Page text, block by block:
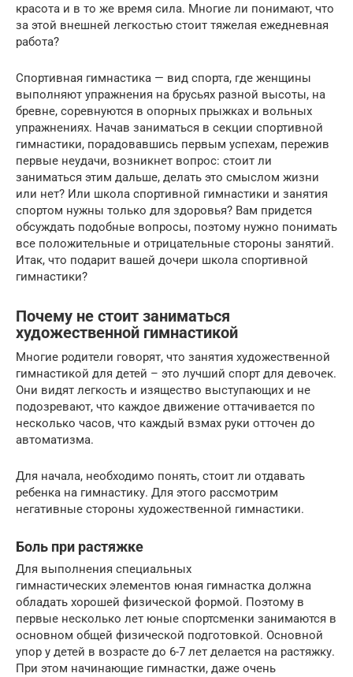
красота и в то же время сила. Многие ли понимают, что
за этой внешней легкостью стоит тяжелая ежедневная
работа?
Спортивная гимнастика — вид спорта, где женщины
выполняют упражнения на брусьях разной высоты, на
бревне, соревнуются в опорных прыжках и вольных
упражнениях. Начав заниматься в секции спортивной
гимнастики, порадовавшись первым успехам, пережив
первые неудачи, возникнет вопрос: стоит ли
заниматься этим дальше, делать это смыслом жизни
или нет? Или школа спортивной гимнастики и занятия
спортом нужны только для здоровья? Вам придется
обсуждать подобные вопросы, поэтому нужно понимать
все положительные и отрицательные стороны занятий.
Итак, что подарит вашей дочери школа спортивной
гимнастики?
Почему не стоит заниматься
художественной гимнастикой
Многие родители говорят, что занятия художественной
гимнастикой для детей – это лучший спорт для девочек.
Они видят легкость и изящество выступающих и не
подозревают, что каждое движение оттачивается по
несколько часов, что каждый взмах руки отточен до
автоматизма.
Для начала, необходимо понять, стоит ли отдавать
ребенка на гимнастику. Для этого рассмотрим
негативные стороны художественной гимнастики.
Боль при растяжке
Для выполнения специальных
гимнастических элементов юная гимнастка должна
обладать хорошей физической формой. Поэтому в
первые несколько лет юные спортсменки занимаются в
основном общей физической подготовкой. Основной
упор у детей в возрасте до 6-7 лет делается на растяжку.
При этом начинающие гимнастки, даже очень